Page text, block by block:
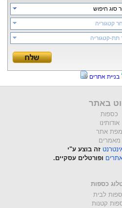
סוג חיפוש
קטגוריה
תת-קטגוריה
בניית אתרים
באתר
כספות
אודותינו
מפת אתר
מאמרים
זה בוצע ע"י
ופורטלים עסקיים.
כספות
לבית
קטנות